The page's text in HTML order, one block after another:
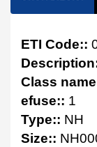
ETI Code::
Class
efuse:: 1
Type:: NH
Size::